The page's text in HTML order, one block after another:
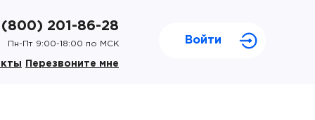
(800) 201-86-28
Пн-Пт 9:00-18:00 по МСК
Перезвоните мне
Войти